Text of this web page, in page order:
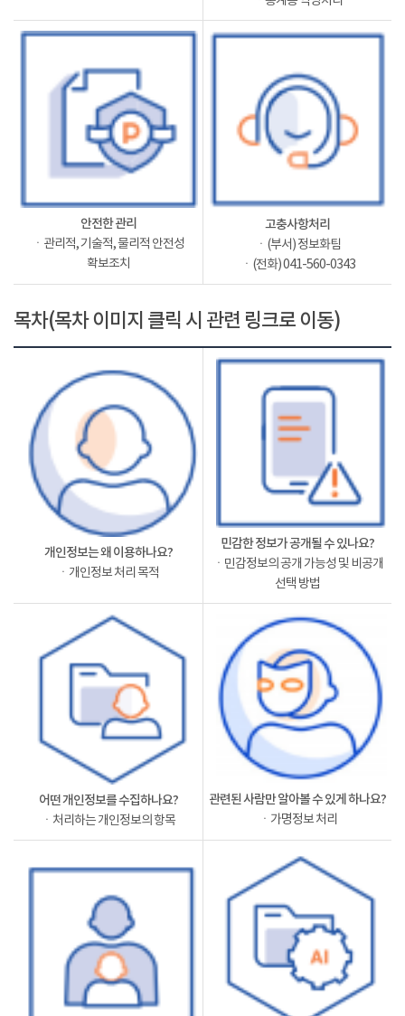
안전한 관리
ㆍ관리적, 기술적, 물리적 안전성
확보조치
고충사항처리
ㆍ(부서) 정보화팀
ㆍ(전화) 041-560-0343
목차(목차 이미지 클릭 시 관련 링크로 이동)
개인정보는 왜 이용하나요?
ㆍ개인정보 처리 목적
민감한 정보가 공개될 수 있나요?
ㆍ민감정보의 공개 가능성 및 비공개
선택 방법
어떤 개인정보를 수집하나요?
ㆍ처리하는 개인정보의 항목
관련된 사람만 알아볼 수 있게 하나요?
ㆍ가명정보 처리